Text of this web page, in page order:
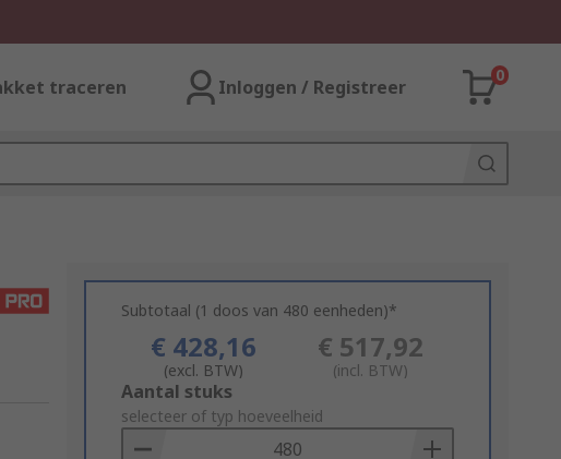
traceren Inloggen / Registreer
0
Subtotaal (1 doos van 480 eenheden)*
€ 428,16
(excl. BTW)
€ 517,92
(incl. BTW)
Add
to
Basket
Aantal stuks
selecteer of typ hoeveelheid